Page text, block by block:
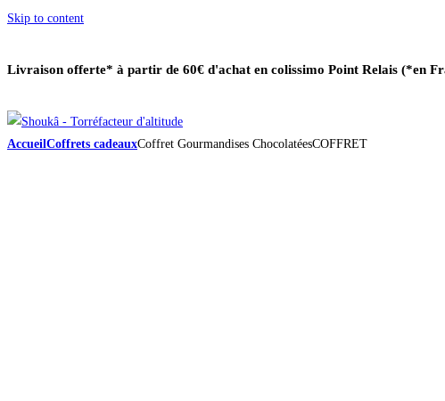
Skip to content
Livraison offerte* à partir de 60€ d'achat en colissimo Point Relais (*en
Accueil Coffrets cadeauxCoffret Gourmandises ChocolatéesCOFFRET